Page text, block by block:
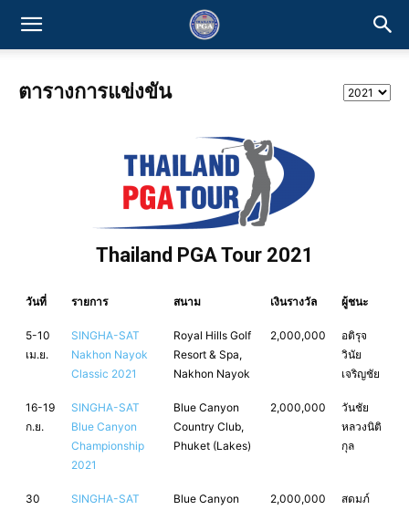
ตารางการแข่งขัน
Thailand PGA Tour 2021
วันที่ รายการ สนาม เงินรางวัล ผู้ชนะ
5-10
เม.ย.
SINGHA-SAT
Nakhon Nayok
Classic 2021
Royal Hills Golf
Resort & Spa,
Nakhon Nayok
2,000,000
อติรุจ
วินัย
เจริญชัย
16-19
ก.ย.
SINGHA-SAT
Blue Canyon
Championship
2021
Blue Canyon
Country Club,
Phuket (Lakes)
2,000,000
วันชัย
หลวงนิติ
กุล
30
SINGHA-SAT
Blue Canyon
2,000,000
สดมภ์